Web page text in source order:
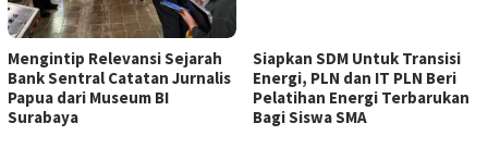
Mengintip Relevansi Sejarah
Bank Sentral Catatan Jurnalis
Papua dari Museum BI
Surabaya
Siapkan SDM Untuk Transisi
Energi, PLN dan IT PLN Beri
Pelatihan Energi Terbarukan
Bagi Siswa SMA